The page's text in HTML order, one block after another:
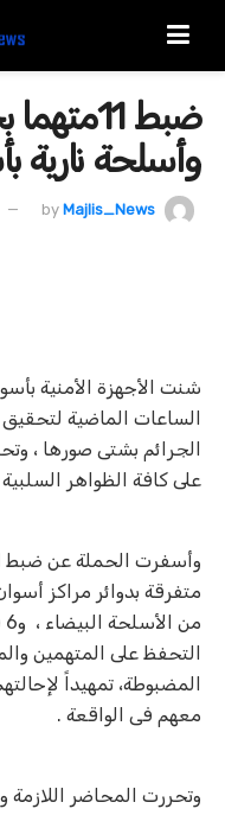
وأسلحة نارية
by Majlis_News
شنت الأجهزة الأمنية
الساعات الماضية
الجرائم بشتى صورها ،
على كافة الظواهر
التحفظ على المتهمين
المضبوطة، تمهيداً
معهم فى الواقعة .
وتحررت المحاضر اللازمة